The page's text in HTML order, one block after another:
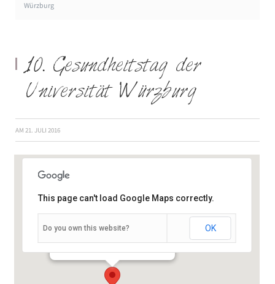
Würzburg
10. Gesundheitstag der
Universität Würzburg
AM 21. JULI 2016
Veranstaltungen
This page can't load Google Maps correctly.
Do you own this website? OK